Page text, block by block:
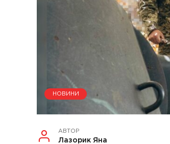
НОВИНИ
АВТОР
Лазорик Яна